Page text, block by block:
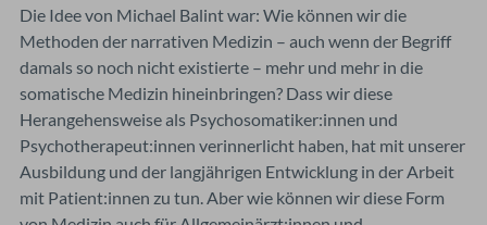
Die Idee von Michael Balint war: Wie können wir die
Methoden der narrativen Medizin – auch wenn der Begriff
damals so noch nicht existierte – mehr und mehr in die
somatische Medizin hineinbringen? Dass wir diese
Herangehensweise als Psychosomatiker:innen und
Psychotherapeut:innen verinnerlicht haben, hat mit unserer
Ausbildung und der langjährigen Entwicklung in der Arbeit
mit Patient:innen zu tun. Aber wie können wir diese Form